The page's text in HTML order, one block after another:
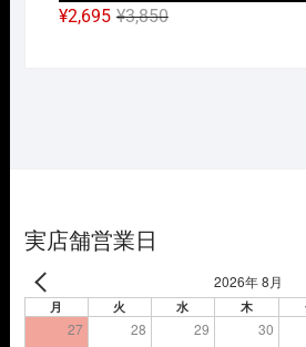
¥3,850元
¥2,695
現
実店舗営業日
2026年 8月
月 火 水 木
27 28 29 30